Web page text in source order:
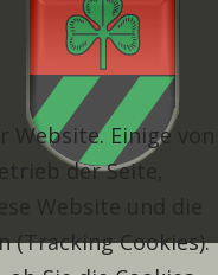
Website. Einige von
der Seite,
(Tracking Cookies).